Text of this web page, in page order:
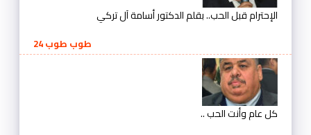
الإحترام قبل الحب.. بقلم الدكتور أسامة آل تركي
طوب طوب 24
كل عام وأنت الحب ..